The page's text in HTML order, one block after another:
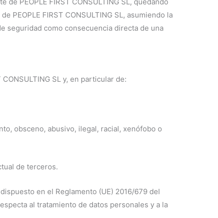
FIRST CONSULTING SL, asumiendo la
seguridad como consecuencia directa de una
SL y, en particular de:
obsceno, abusivo, ilegal, racial, xenófobo o
de terceros.
en el Reglamento (UE) 2016/679 del
al tratamiento de datos personales y a la